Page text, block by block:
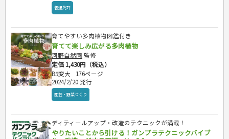
普通免許
育てやすい多肉植物図鑑付き
育てて楽しみ広がる多肉植物
河野自然園 監修
定価 1,430円（税込）
B5変大
176ページ
2024/2/20 発行
園芸・野菜づくり
ディティールアップ・改造のテクニックが満載！
やりたいことから引ける！ガンプラテクニックバイブ